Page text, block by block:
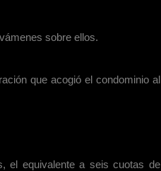
sobre ellos.
que acogió el condominio al
el equivalente a seis cuotas de